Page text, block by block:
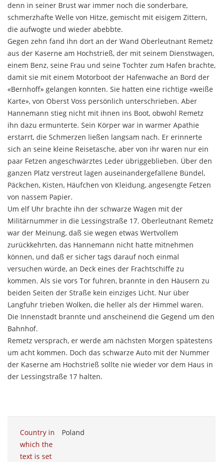
denn in seiner Brust war immer noch die sonderbare,
schmerzhafte Welle von Hitze, gemischt mit eisigem Zittern,
die aufwogte und wieder abebbte.
Gegen zehn fand ihn dort an der Wand Oberleutnant Remetz
aus der Kaserne am Hochstrieß, der mit seinem Dienstwagen,
einem Benz, seine Frau und seine Toch­ter zum Hafen brachte,
damit sie mit einem Motorboot der Hafenwache an Bord der
«Bernhoff» gelangen konnten. Sie hatten eine richtige «weiße
Karte», von Oberst Voss persönlich unterschrieben. Aber
Hanne­mann stieg nicht mit ihnen ins Boot, obwohl Remetz
ihn dazu ermunterte. Sein Körper war in warmer Apa­thie
erstarrt, die Schmerzen ließen langsam nach. Er erinnerte
sich an seine kleine Reisetasche, aber von ihr waren nur ein
paar Fetzen angeschwärztes Leder übrig­geblieben. Über den
ganzen Platz verstreut lagen auseinandergefallene Bündel,
Päckchen, Kisten, Häufchen von Kleidung, angesengte Fetzen
von nassem Papier.
Um elf Uhr brachte ihn der schwarze Wagen mit der
Militärnummer in die Lessingstraße 17. Oberleutnant Remetz
war der Meinung, daß sie wegen etwas Wert­vollem
zurückkehrten, das Hannemann nicht hatte mitnehmen
können, und daß er sicher tags darauf noch einmal
versuchen würde, an Deck eines der Fracht­schiffe zu
kommen. Als sie vors Tor fuhren, brannte in den Häusern zu
beiden Seiten der Straße kein einziges Licht. Nur über
Langfuhr trieben Wolken, die heller als der Himmel waren.
Die Innenstadt brannte und an­scheinend die Gegend um den
Bahnhof.
Remetz versprach, er werde am nächsten Morgen spätestens
um acht kommen. Doch das schwarze Auto mit der Nummer
der Kaserne am Hochstrieß sollte nie wieder vor dem Haus in
der Lessingstraße 17 halten.
Country in
which the
text is set
Poland